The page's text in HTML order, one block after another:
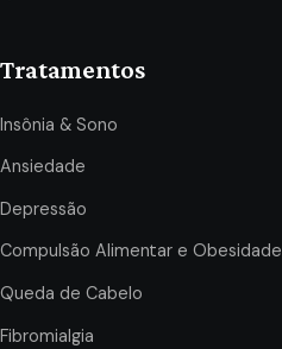
Tratamentos
Insônia & Sono
Ansiedade
Depressão
Compulsão Alimentar e Obesidade
Queda de Cabelo
Fibromialgia